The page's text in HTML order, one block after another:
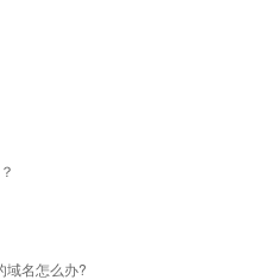
域名怎么办?